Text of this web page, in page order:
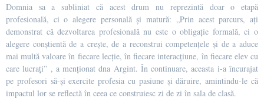
Domnia sa a subliniat că acest drum nu reprezintă doar o etapă
profesională, ci o alegere personală și matură: „Prin acest parcurs, ați
demonstrat că dezvoltarea profesională nu este o obligație formală, ci o
alegere conștientă de a crește, de a reconstrui competențele și de a aduce
mai multă valoare în fiecare lecție, în fiecare interacțiune, în fiecare elev cu
care lucrați” , a menționat dna Argint. În continuare, aceasta i-a încurajat
pe profesori să-și exercite profesia cu pasiune și dăruire, amintindu-le că
impactul lor se reflectă în ceea ce construiesc zi de zi în sala de clasă.